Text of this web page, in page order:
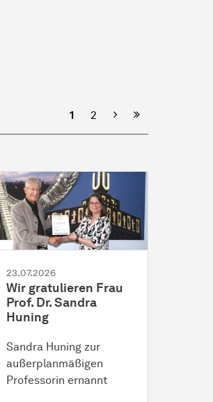
1 2 Nächste
23.07.2026
Wir gratulieren Frau
Prof. Dr. Sandra
Huning
Sandra Huning zur
außerplanmäßigen
Professorin ernannt